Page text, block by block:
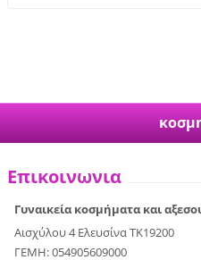
Επικοινωνια
Γυναικεία κοσμήματα και
Αισχύλου 4 Ελευσίνα ΤΚ19200
ΓΕΜΗ: 054905609000